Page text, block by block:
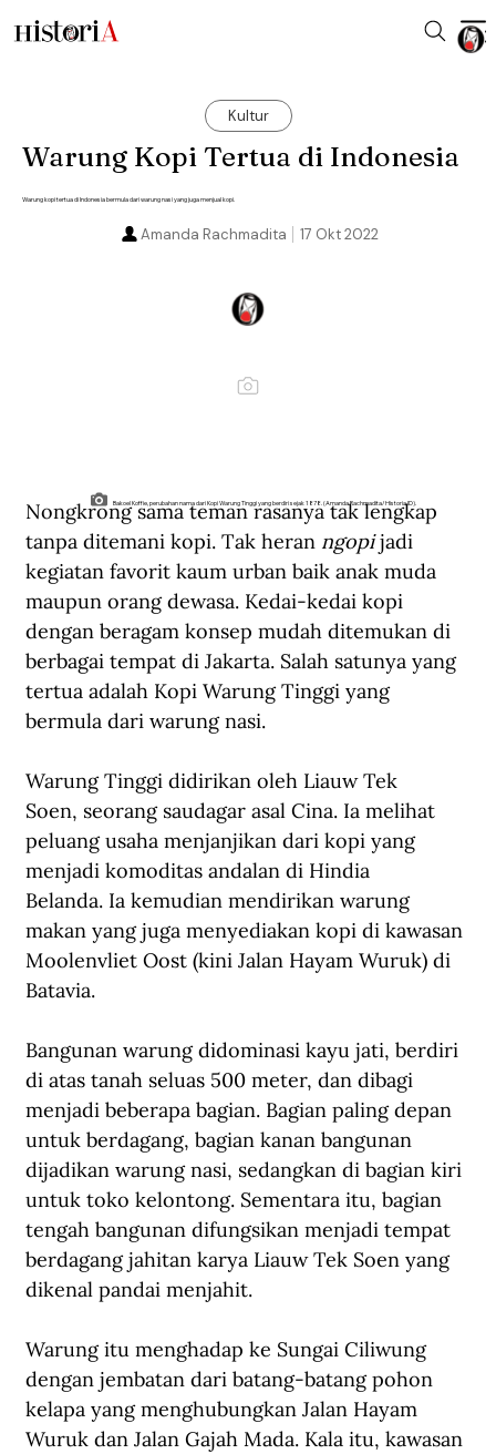
Kultur
Warung Kopi Tertua di Indonesia
Warung kopi tertua di Indonesia bermula dari warung nasi yang juga menjual kopi.
17 Okt 2022
Amanda Rachmadita
Bakoel Koffie, perubahan nama dari Kopi Warung Tinggi yang berdiri sejak 1878. (Amanda Rachmadita/Historia.ID).
Nongkrong sama teman rasanya tak lengkap
tanpa ditemani kopi. Tak heran ngopi jadi
kegiatan favorit kaum urban baik anak muda
maupun orang dewasa. Kedai-kedai kopi
dengan beragam konsep mudah ditemukan di
berbagai tempat di Jakarta. Salah satunya yang
tertua adalah Kopi Warung Tinggi yang
bermula dari warung nasi.
Warung Tinggi didirikan oleh Liauw Tek
Soen, seorang saudagar asal Cina. Ia melihat
peluang usaha menjanjikan dari kopi yang
menjadi komoditas andalan di Hindia
Belanda. Ia kemudian mendirikan warung
makan yang juga menyediakan kopi di kawasan
Moolenvliet Oost (kini Jalan Hayam Wuruk) di
Batavia.
Bangunan warung didominasi kayu jati, berdiri
di atas tanah seluas 500 meter, dan dibagi
menjadi beberapa bagian. Bagian paling depan
untuk berdagang, bagian kanan bangunan
dijadikan warung nasi, sedangkan di bagian kiri
untuk toko kelontong. Sementara itu, bagian
tengah bangunan difungsikan menjadi tempat
berdagang jahitan karya Liauw Tek Soen yang
dikenal pandai menjahit.
Warung itu menghadap ke Sungai Ciliwung
dengan jembatan dari batang-batang pohon
kelapa yang menghubungkan Jalan Hayam
Wuruk dan Jalan Gajah Mada. Kala itu, kawasan